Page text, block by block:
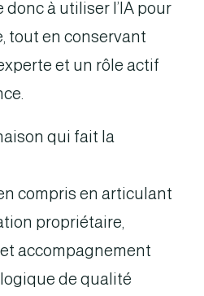
à utiliser l’IA pour
tout en conservant
et un rôle actif
qui fait la
compris en articulant
propriétaire,
accompagnement
de qualité